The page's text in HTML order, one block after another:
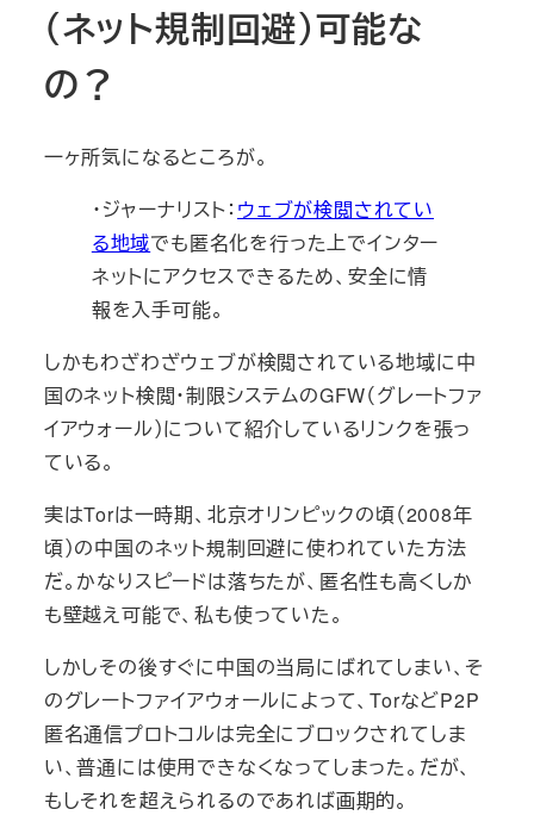
（ネット規制回避）可能な
の？
一ヶ所気になるところが。
・ジャーナリスト： ウェブが検閲されてい
る地域でも匿名化を行った上でインター
ネットにアクセスできるため、安全に情
報を入手可能。
しかもわざわざウェブが検閲されている地域に中
国のネット検閲・制限システムのGFW（グレートファ
イアウォール）について紹介しているリンクを張っ
ている。
実はTorは一時期、北京オリンピックの頃（2008年
頃）の中国のネット規制回避に使われていた方法
だ。かなりスピードは落ちたが、匿名性も高くしか
も壁越え可能で、私も使っていた。
しかしその後すぐに中国の当局にばれてしまい、そ
のグレートファイアウォールによって、TorなどP2P
匿名通信プロトコルは完全にブロックされてしま
い、普通には使用できなくなってしまった。だが、
もしそれを超えられるのであれば画期的。